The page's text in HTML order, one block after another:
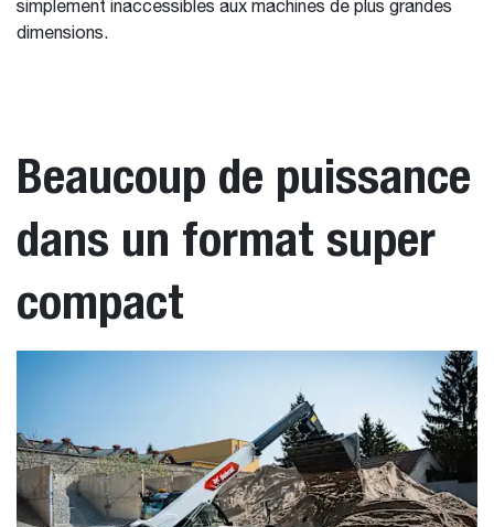
simplement inaccessibles aux machines de plus grandes
dimensions.
Beaucoup de puissance
dans un format super
compact